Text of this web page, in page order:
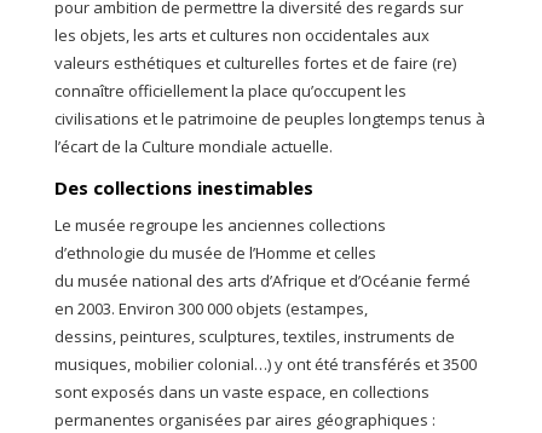
pour ambition de permettre la diversité des regards sur
les objets, les arts et cultures non occidentales aux
valeurs esthétiques et culturelles fortes et de faire (re)
connaître officiellement la place qu’occupent les
civilisations et le patrimoine de peuples longtemps tenus à
l’écart de la Culture mondiale actuelle.
Des collections inestimables
Le musée regroupe les anciennes collections
d’ethnologie du musée de l’Homme et celles
du musée national des arts d’Afrique et d’Océanie fermé
en 2003. Environ 300 000 objets (estampes,
dessins, peintures, sculptures, textiles, instruments de
musiques, mobilier colonial…) y ont été transférés et 3500
sont exposés dans un vaste espace, en collections
permanentes organisées par aires géographiques :